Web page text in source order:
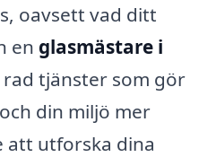
oavsett vad ditt
en glasmästare i
tjänster som gör
din miljö mer
att utforska dina